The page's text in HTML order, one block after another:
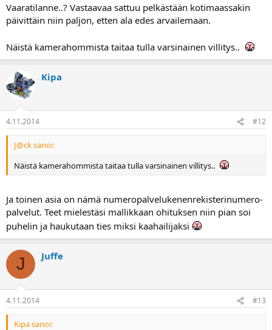
Vaaratilanne..? Vastaavaa sattuu pelkästään kotimaassakin
päivittäin niin paljon, etten ala edes arvailemaan.
Näistä kamerahommista taitaa tulla varsinainen villitys..
Kipa
4.11.2014 #12
J@ck sanoi:
Näistä kamerahommista taitaa tulla varsinainen villitys..
Ja toinen asia on nämä numeropalvelukenenrekisterinumero-
palvelut. Teet mielestäsi mallikkaan ohituksen niin pian soi
puhelin ja haukutaan ties miksi kaahailijaksi
J Juffe
4.11.2014 #13
Kipa sanoi: